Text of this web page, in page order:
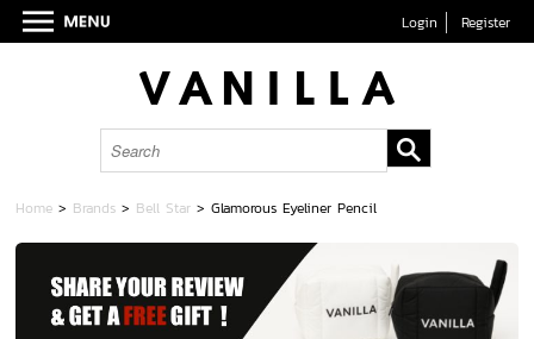
Login Register
Home > Brands > Bell Star >Glamorous Eyeliner Pencil